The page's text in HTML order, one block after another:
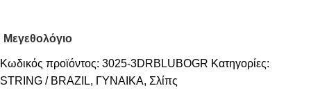
Μεγεθολόγιο
Κωδικός προϊόντος: 3025-3DRBLUBOGR Κατηγορίες:
STRING / BRAZIL, ΓΥΝΑΙΚΑ, Σλίπς